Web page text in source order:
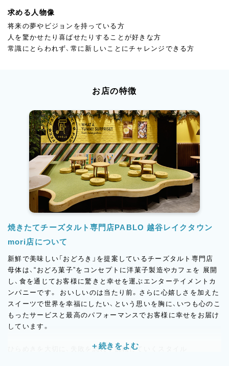
求める人物像
将来の夢やビジョンを持っている方
人を驚かせたり喜ばせたりすることが好きな方
常識にとらわれず、常に新しいことにチャレンジできる方
お店の特徴
焼きたてチーズタルト専門店PABLO 越谷レイクタウン
mori店について
新鮮で美味しい「おどろき」を提案しているチーズタルト専門店
母体は、“おどろ菓子”をコンセプトに洋菓子製造やカフェを 展開
し、食を通じてお客様に驚きと幸せを運ぶエンターテイメントカ
ンパニーです。 おいしいのは当たり前。さらに心嬉しさを加えた
スイーツで世界を幸福にしたい、という思いを胸に、いつも心のこ
もったサービスと最高のパフォーマンスでお客様に幸せをお届け
しています。
ひらめきを大切に、失敗を恐れず挑戦していくスタイル